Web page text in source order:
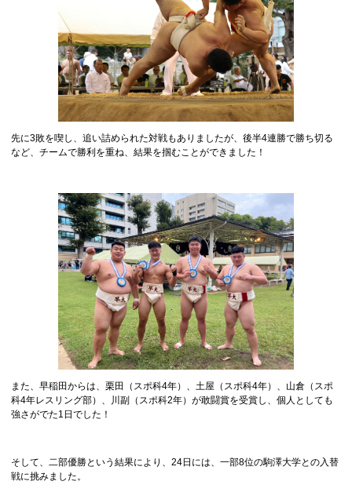
先に3敗を喫し、追い詰められた対戦もありましたが、後半4連勝で勝ち切る
など、チームで勝利を重ね、結果を掴むことができました！
また、早稲田からは、栗田（スポ科4年）、土屋（スポ科4年）、山倉（スポ
科4年レスリング部）、川副（スポ科2年）が敢闘賞を受賞し、個人としても
強さがでた1日でした！
そして、二部優勝という結果により、24日には、一部8位の駒澤大学との入替
戦に挑みました。